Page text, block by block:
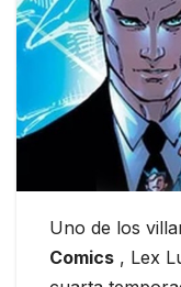
Uno de los
Comics , Lex